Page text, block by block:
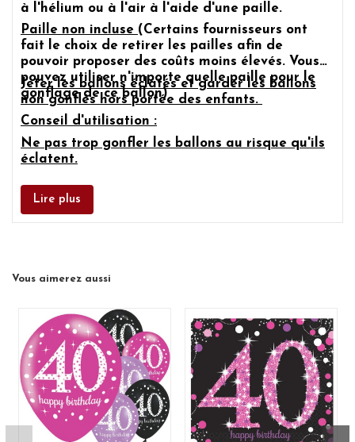
à l'hélium ou à l'air à l'aide d'une paille.
Paille non incluse (Certains fournisseurs ont
fait le choix de retirer les pailles afin de
pouvoir proposer des coûts moins élevés. Vous
pouvez utiliser n'importe quelle paille pour le
gonflage de ce ballon)
Jeter les ballons éclatés et garder les ballons
non gonflés hors portée des enfants.
Conseil d'utilisation :
Ne pas trop gonfler les ballons au risque qu'ils
éclatent.
Lire plus
Vous aimerez aussi